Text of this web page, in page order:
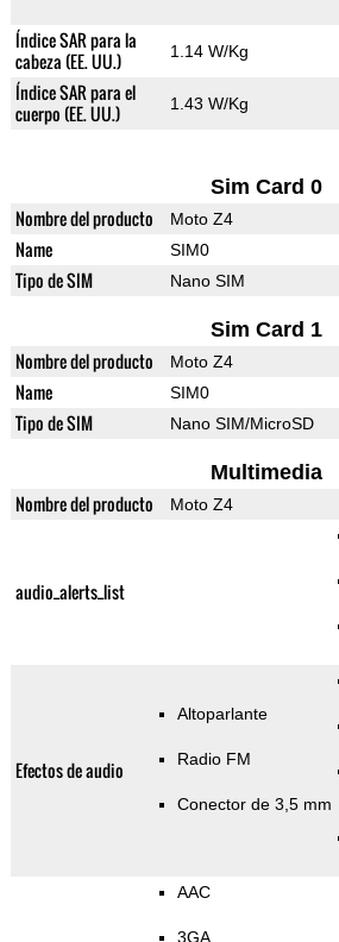
Índice SAR para la
cabeza (EE. UU.)
1.14 W/Kg
Índice SAR para el
cuerpo (EE. UU.)
1.43 W/Kg
Sim Card 0
Nombre del producto Moto Z4
Name SIM0
Tipo de SIM Nano SIM
Sim Card 1
Nombre del producto Moto Z4
Name SIM0
Tipo de SIM Nano SIM/MicroSD
Multimedia
Nombre del producto Moto Z4
audio_alerts_list
Efectos de audio
Altoparlante
Radio FM
Conector de 3,5 mm
AAC
3GA